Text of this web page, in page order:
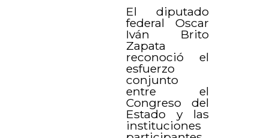
El diputado
federal Oscar
Iván Brito
Zapata
reconoció el
esfuerzo
conjunto
entre el
Congreso del
Estado y las
instituciones